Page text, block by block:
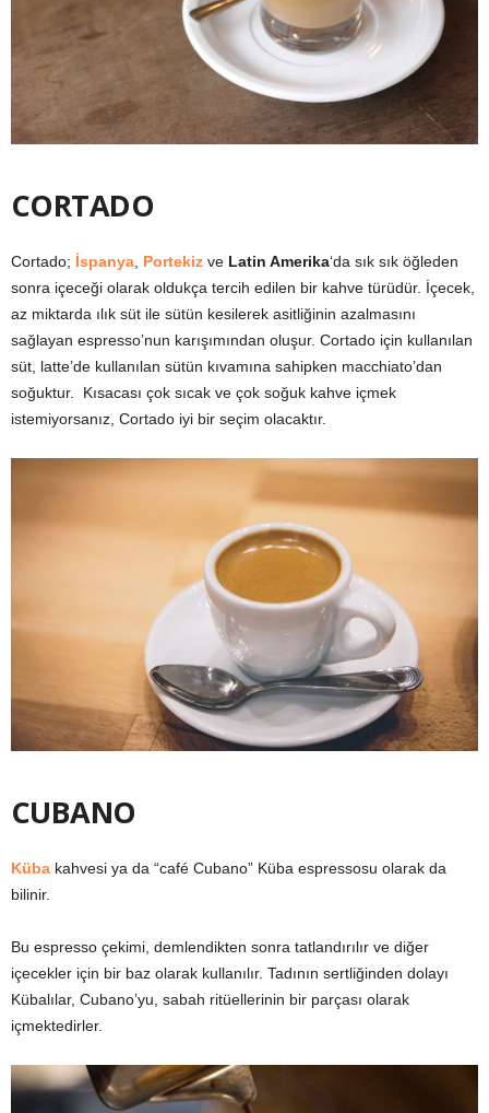
CORTADO
Cortado; İspanya Portekiz ve Latin Amerika‘da sık sık öğleden
sonra içeceği olarak oldukça tercih edilen bir kahve türüdür. İçecek,
az miktarda ılık süt ile sütün kesilerek asitliğinin azalmasını
sağlayan espresso’nun karışımından oluşur. Cortado için kullanılan
süt, latte’de kullanılan sütün kıvamına sahipken macchiato’dan
soğuktur. Kısacası çok sıcak ve çok soğuk kahve içmek
istemiyorsanız, Cortado iyi bir seçim olacaktır.
CUBANO
Küba kahvesi ya da “café Cubano” Küba espressosu olarak da
bilinir.
Bu espresso çekimi, demlendikten sonra tatlandırılır ve diğer
içecekler için bir baz olarak kullanılır. Tadının sertliğinden dolayı
Kübalılar, Cubano’yu, sabah ritüellerinin bir parçası olarak
içmektedirler.